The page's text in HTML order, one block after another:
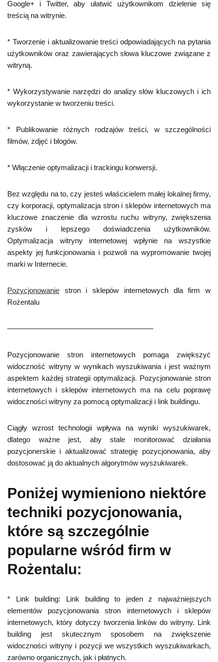
Google+ i Twitter, aby ułatwić użytkownikom dzielenie się
treścią na witrynie.
* Tworzenie i aktualizowanie treści odpowiadających na pytania
użytkowników oraz zawierających słowa kluczowe związane z
witryną.
* Wykorzystywanie narzędzi do analizy słów kluczowych i ich
wykorzystanie w tworzeniu treści.
* Publikowanie różnych rodzajów treści, w szczególności
filmów, zdjęć i blogów.
* Włączenie optymalizacji i trackingu konwersji.
Bez względu na to, czy jesteś właścicielem małej lokalnej firmy,
czy korporacji, optymalizacja stron i sklepów internetowych ma
kluczowe znaczenie dla wzrostu ruchu witryny, zwiększenia
zysków i lepszego doświadczenia użytkowników.
Optymalizacja witryny internetowej wpłynie na wszystkie
aspekty jej funkcjonowania i pozwoli na wypromowanie twojej
marki w Internecie.
Pozycjonowanie stron i sklepów internetowych dla firm w
Rożentalu
————————————————————
Pozycjonowanie stron internetowych pomaga zwiększyć
widoczność witryny w wynikach wyszukiwania i jest ważnym
aspektem każdej strategii optymalizacji. Pozycjonowanie stron
internetowych i sklepów internetowych ma na celu poprawę
widoczności witryny za pomocą optymalizacji i link buildingu.
Ciągły wzrost technologii wpływa na wyniki wyszukiwarek,
dlatego ważne jest, aby stale monitorować działania
pozycjonerskie i aktualizować strategię pozycjonowania, aby
dostosować ją do aktualnych algorytmów wyszukiwarek.
Poniżej wymieniono niektóre
techniki pozycjonowania,
które są szczególnie
popularne wśród firm w
Rożentalu:
* Link building: Link building to jeden z najważniejszych
elementów pozycjonowania stron internetowych i sklepów
internetowych, który dotyczy tworzenia linków do witryny. Link
building jest skutecznym sposobem na zwiększenie
widoczności witryny i pozycji we wszystkich wyszukiwarkach,
zarówno organicznych, jak i płatnych.